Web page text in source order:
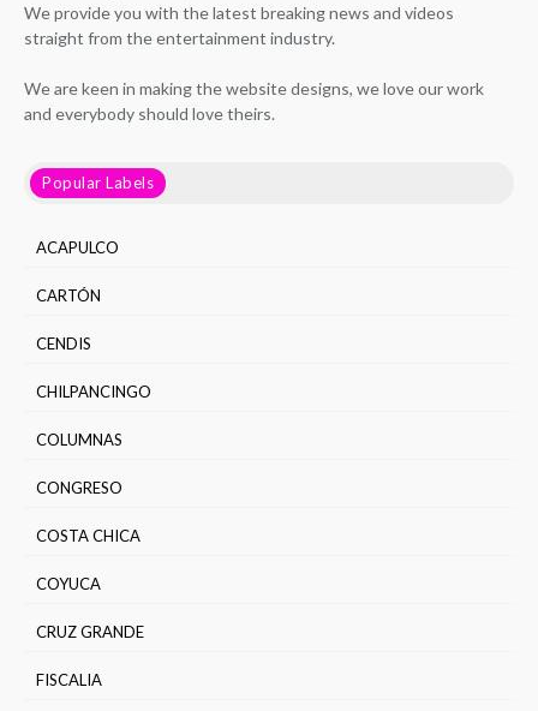
We provide you with the latest breaking news and videos
straight from the entertainment industry.
We are keen in making the website designs, we love our work
and everybody should love theirs.
Popular Labels
ACAPULCO
CARTÓN
CENDIS
CHILPANCINGO
COLUMNAS
CONGRESO
COSTA CHICA
COYUCA
CRUZ GRANDE
FISCALIA